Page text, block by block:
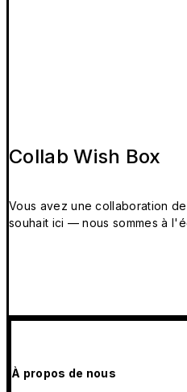
Collab Wish Box
Vous avez une collaboration
souhait ici — nous sommes à
À propos de nous